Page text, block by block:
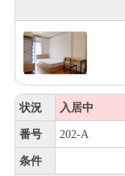
状況 入居中
番号 202-A
条件